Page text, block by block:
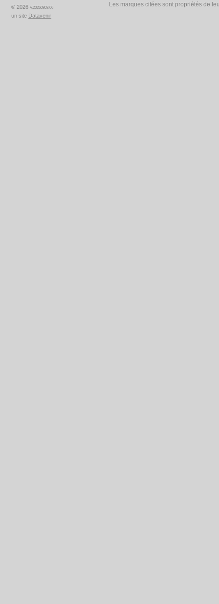
© 2026 V.20260808.06
un site Datavenir
Les marques citées sont propriétés de